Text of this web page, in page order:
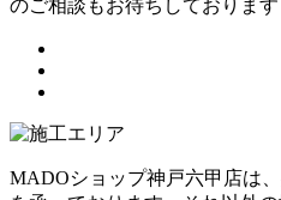
MADOショップ神戸六甲店は